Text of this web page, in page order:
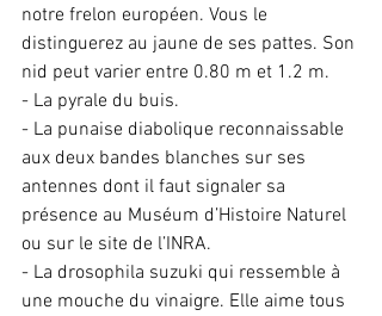
notre frelon européen. Vous le
distinguerez au jaune de ses pattes. Son
nid peut varier entre 0.80 m et 1.2 m.
- La pyrale du buis.
- La punaise diabolique reconnaissable
aux deux bandes blanches sur ses
antennes dont il faut signaler sa
présence au Muséum d’Histoire Naturel
ou sur le site de l’INRA.
- La drosophila suzuki qui ressemble à
une mouche du vinaigre. Elle aime tous